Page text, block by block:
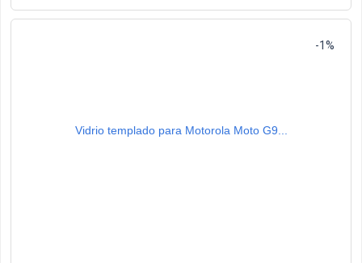
Vidrio templado para Motorola Moto G9...
-1%